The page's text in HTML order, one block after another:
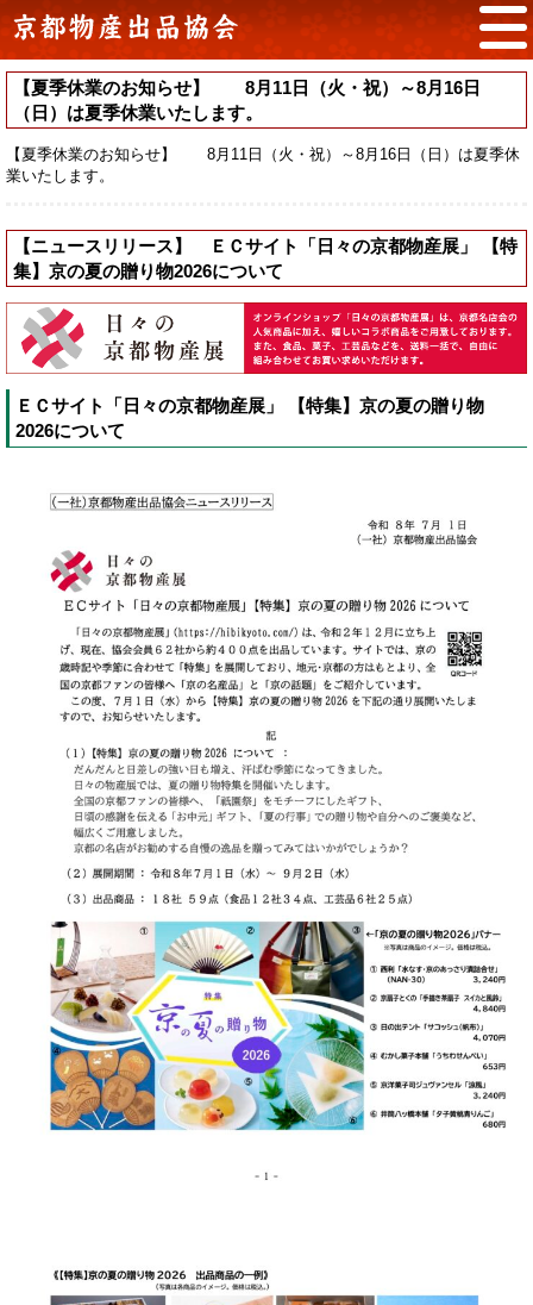
【夏季休業のお知らせ】 8月11日（火・祝）～8月16日
（日）は夏季休業いたします。
【夏季休業のお知らせ】 8月11日（火・祝）～8月16日（日）は夏季休
業いたします。
【ニュースリリース】 ＥＣサイト「日々の京都物産展」 【特
集】京の夏の贈り物2026について
ＥＣサイト「日々の京都物産展」 【特集】京の夏の贈り物
2026について